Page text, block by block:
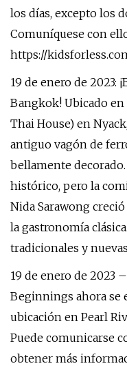
los días, excepto los
Comuníquese con
https://
19 de enero de 2023:
Bangkok! Ubicado
Thai House) en
antiguo vagón de
bellamente
histórico, pero la
Nida Sarawong
la gastronomía
tradicionales y
19 de enero de 2023
Beginnings ahora se
ubicación en Pearl
Puede comunicarse
obtener más